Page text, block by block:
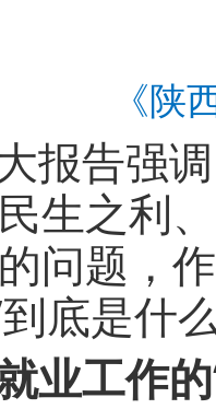
《
报告强
生之利
问题，
到底是什
业工作